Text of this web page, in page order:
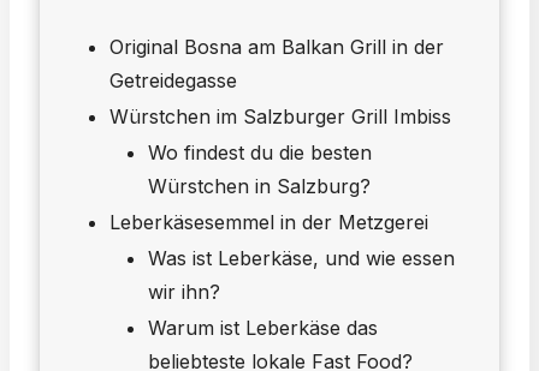
Original Bosna am Balkan Grill in der
Getreidegasse
Würstchen im Salzburger Grill Imbiss
Wo findest du die besten
Würstchen in Salzburg?
Leberkäsesemmel in der Metzgerei
Was ist Leberkäse, und wie essen
wir ihn?
Warum ist Leberkäse das
beliebteste lokale Fast Food?